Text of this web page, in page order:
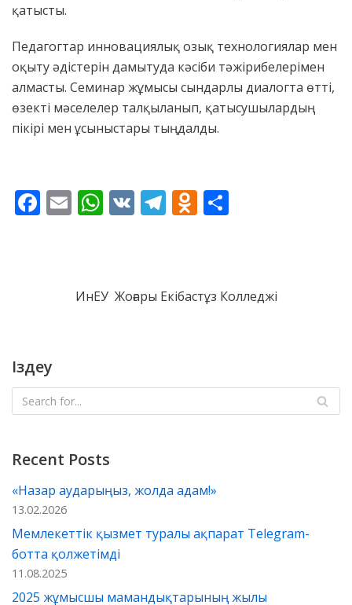
қатысты.
Педагогтар инновациялық озық технологиялар мен
оқыту әдістерін дамытуда кәсіби тәжірибелерімен
алмасты. Семинар жұмысы сындарлы диалогта өтті,
өзекті мәселелер талқыланып, қатысушылардың
пікірі мен ұсыныстары тыңдалды.
F E W
A
V T
a
O
kl
ni
ИнЕУ Жоғары Екібастұз Колледжi
Іздеу
Recent Posts
«Назар аударыңыз, жолда адам!»
13.02.2026
Мемлекеттік қызмет туралы ақпарат Telegram-
ботта қолжетімді
11.08.2025
2025 жұмысшы мамандықтарының жылы